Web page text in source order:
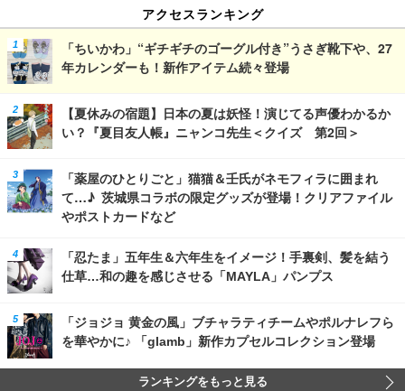
アクセスランキング
「ちいかわ」“ギチギチのゴーグル付き”うさぎ靴下や、27
年カレンダーも！新作アイテム続々登場
【夏休みの宿題】日本の夏は妖怪！演じてる声優わかるか
い？『夏目友人帳』ニャンコ先生＜クイズ 第2回＞
「薬屋のひとりごと」猫猫＆壬氏がネモフィラに囲まれ
て…♪ 茨城県コラボの限定グッズが登場！クリアファイル
やポストカードなど
「忍たま」五年生＆六年生をイメージ！手裏剣、髪を結う
仕草…和の趣を感じさせる「MAYLA」パンプス
「ジョジョ 黄金の風」ブチャラティチームやポルナレフら
を華やかに♪ 「glamb」新作カプセルコレクション登場
ランキングをもっと見る